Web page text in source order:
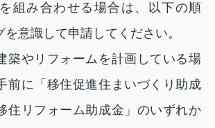
組み合わせる場合は、以下の順
意識して申請してください。
築やリフォームを計画している場
前に「移住促進住まいづくり助成
住リフォーム助成金」のいずれか